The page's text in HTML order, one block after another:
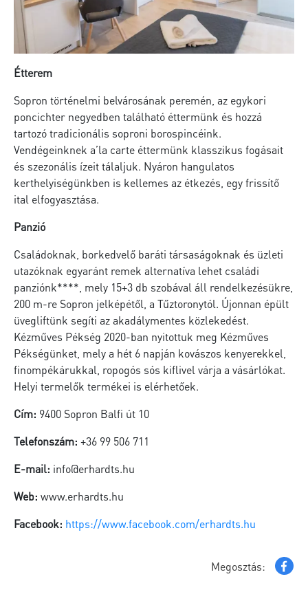
Étterem
Sopron történelmi belvárosának peremén, az egykori
poncichter negyedben található éttermünk és hozzá
tartozó tradicionális soproni borospincéink.
Vendégeinknek a’la carte éttermünk klasszikus fogásait
és szezonális ízeit tálaljuk. Nyáron hangulatos
kerthelyiségünkben is kellemes az étkezés, egy frissítő
ital elfogyasztása.
Panzió
Családoknak, borkedvelő baráti társaságoknak és üzleti
utazóknak egyaránt remek alternatíva lehet családi
panziónk****, mely 15+3 db szobával áll rendelkezésükre,
200 m-re Sopron jelképétől, a Tűztoronytól. Újonnan épült
üvegliftünk segíti az akadálymentes közlekedést.
Kézműves Pékség 2020-ban nyitottuk meg Kézműves
Pékségünket, mely a hét 6 napján kovászos kenyerekkel,
finompékárukkal, ropogós sós kiflivel várja a vásárlókat.
Helyi termelők termékei is elérhetőek.
Cím: 9400 Sopron Balfi út 10
Telefonszám: +36 99 506 711
E-mail: info@erhardts.hu
Web: www.erhardts.hu
Facebook: https://www.facebook.com/erhardts.hu
Megosztás: